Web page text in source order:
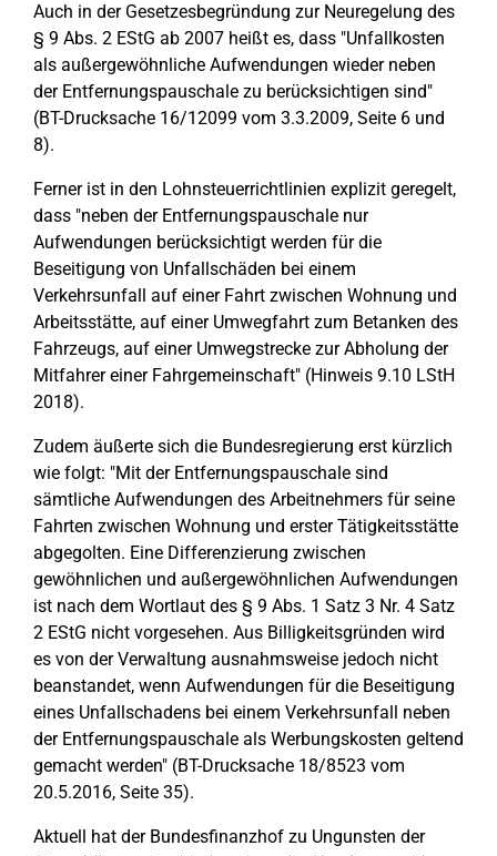
Auch in der Gesetzesbegründung zur Neuregelung des
§ 9 Abs. 2 EStG ab 2007 heißt es, dass "Unfallkosten
als außergewöhnliche Aufwendungen wieder neben
der Entfernungspauschale zu berücksichtigen sind"
(BT-Drucksache 16/12099 vom 3.3.2009, Seite 6 und
8).
Ferner ist in den Lohnsteuerrichtlinien explizit geregelt,
dass "neben der Entfernungspauschale nur
Aufwendungen berücksichtigt werden für die
Beseitigung von Unfallschäden bei einem
Verkehrsunfall auf einer Fahrt zwischen Wohnung und
Arbeitsstätte, auf einer Umwegfahrt zum Betanken des
Fahrzeugs, auf einer Umwegstrecke zur Abholung der
Mitfahrer einer Fahrgemeinschaft" (Hinweis 9.10 LStH
2018).
Zudem äußerte sich die Bundesregierung erst kürzlich
wie folgt: "Mit der Entfernungspauschale sind
sämtliche Aufwendungen des Arbeitnehmers für seine
Fahrten zwischen Wohnung und erster Tätigkeitsstätte
abgegolten. Eine Differenzierung zwischen
gewöhnlichen und außergewöhnlichen Aufwendungen
ist nach dem Wortlaut des § 9 Abs. 1 Satz 3 Nr. 4 Satz
2 EStG nicht vorgesehen. Aus Billigkeitsgründen wird
es von der Verwaltung ausnahmsweise jedoch nicht
beanstandet, wenn Aufwendungen für die Beseitigung
eines Unfallschadens bei einem Verkehrsunfall neben
der Entfernungspauschale als Werbungskosten geltend
gemacht werden" (BT-Drucksache 18/8523 vom
20.5.2016, Seite 35).
Aktuell hat der Bundesfinanzhof zu Ungunsten der